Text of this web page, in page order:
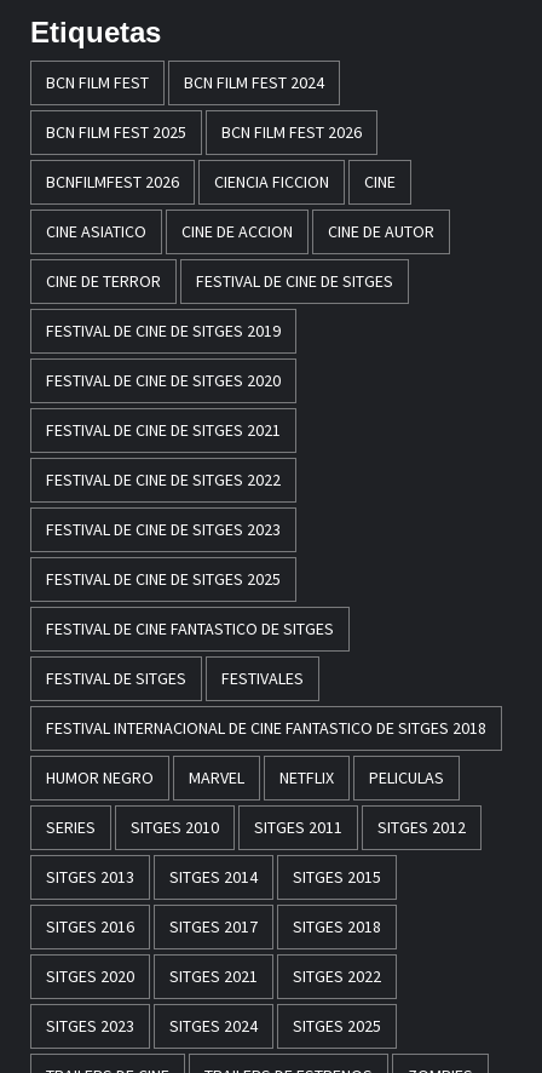
Etiquetas
BCN FILM FEST BCN FILM FEST 2024
BCN FILM FEST 2025 BCN FILM FEST 2026
BCNFILMFEST 2026 CIENCIA FICCION CINE
CINE ASIATICO CINE DE ACCION CINE DE AUTOR
CINE DE TERROR FESTIVAL DE CINE DE SITGES
FESTIVAL DE CINE DE SITGES 2019
FESTIVAL DE CINE DE SITGES 2020
FESTIVAL DE CINE DE SITGES 2021
FESTIVAL DE CINE DE SITGES 2022
FESTIVAL DE CINE DE SITGES 2023
FESTIVAL DE CINE DE SITGES 2025
FESTIVAL DE CINE FANTASTICO DE SITGES
FESTIVAL DE SITGES FESTIVALES
FESTIVAL INTERNACIONAL DE CINE FANTASTICO DE SITGES 2018
HUMOR NEGRO MARVEL NETFLIX PELICULAS
SERIES SITGES 2010 SITGES 2011 SITGES 2012
SITGES 2013 SITGES 2014 SITGES 2015
SITGES 2016 SITGES 2017 SITGES 2018
SITGES 2020 SITGES 2021 SITGES 2022
SITGES 2023 SITGES 2024 SITGES 2025